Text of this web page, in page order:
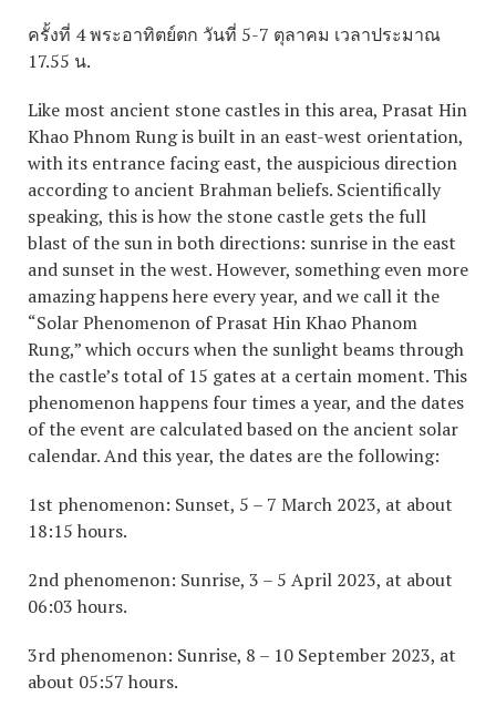
ครั้งที่ 4 พระอาทิตย์ตก วันที่ 5-7 ตุลาคม เวลาประมาณ
17.55 น.
Like most ancient stone castles in this area, Prasat Hin
Khao Phnom Rung is built in an east-west orientation,
with its entrance facing east, the auspicious direction
according to ancient Brahman beliefs. Scientifically
speaking, this is how the stone castle gets the full
blast of the sun in both directions: sunrise in the east
and sunset in the west. However, something even more
amazing happens here every year, and we call it the
“Solar Phenomenon of Prasat Hin Khao Phanom
Rung,” which occurs when the sunlight beams through
the castle’s total of 15 gates at a certain moment. This
phenomenon happens four times a year, and the dates
of the event are calculated based on the ancient solar
calendar. And this year, the dates are the following:
1st phenomenon: Sunset, 5 – 7 March 2023, at about
18:15 hours.
2nd phenomenon: Sunrise, 3 – 5 April 2023, at about
06:03 hours.
3rd phenomenon: Sunrise, 8 – 10 September 2023, at
about 05:57 hours.